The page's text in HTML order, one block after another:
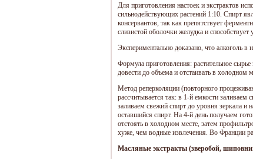
Для приготовления настоек и экстрактов
сильнодействующих растений 1:10. Спирт
консервантов, так как препятствует
слизистой оболочки желудка и
Экспериментально доказано, что алкоголь
Формула приготовления: растительное
довести до объема и отстаивать в холодном
Метод реперколяции (повторного
рассчитывается так: в 1-й емкости
заливаем свежий спирт до уровня зеркала
оставшийся спирт. На 4-й день получаем
отстоять в холодном месте, затем
хуже, чем водные извлечения. Во Франции
Масляные экстракты (зверобой,